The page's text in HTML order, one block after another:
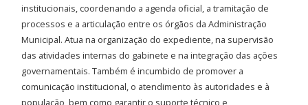
institucionais, coordenando a agenda oficial, a tramitação de
processos e a articulação entre os órgãos da Administração
Municipal. Atua na organização do expediente, na supervisão
das atividades internas do gabinete e na integração das ações
governamentais. Também é incumbido de promover a
comunicação institucional, o atendimento às autoridades e à
população, bem como garantir o suporte técnico e